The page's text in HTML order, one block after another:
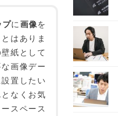
プに画像を
はありま
紙として
画像デー
置したい
なくお気
スペース